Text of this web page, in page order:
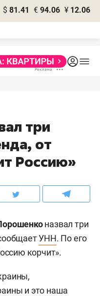
$ 81.41 € 94.06 ¥ 12.06
три
от
Россию»
назвал три
УНН. По его
корчит».
и это наша